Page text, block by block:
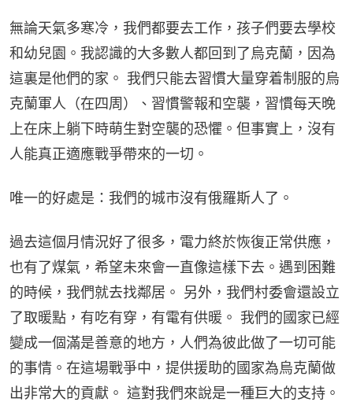
無論天氣多寒冷，我們都要去工作，孩子們要去學校
和幼兒園。我認識的大多數人都回到了烏克蘭，因為
這裏是他們的家。 我們只能去習慣大量穿着制服的烏
克蘭軍人（在四周）、習慣警報和空襲，習慣每天晚
上在床上躺下時萌生對空襲的恐懼。但事實上，沒有
人能真正適應戰爭帶來的一切。
唯一的好處是：我們的城市沒有俄羅斯人了。
過去這個月情況好了很多，電力終於恢復正常供應，
也有了煤氣，希望未來會一直像這樣下去。遇到困難
的時候，我們就去找鄰居。 另外，我們村委會還設立
了取暖點，有吃有穿，有電有供暖。 我們的國家已經
變成一個滿是善意的地方，人們為彼此做了一切可能
的事情。在這場戰爭中，提供援助的國家為烏克蘭做
出非常大的貢獻。 這對我們來說是一種巨大的支持。